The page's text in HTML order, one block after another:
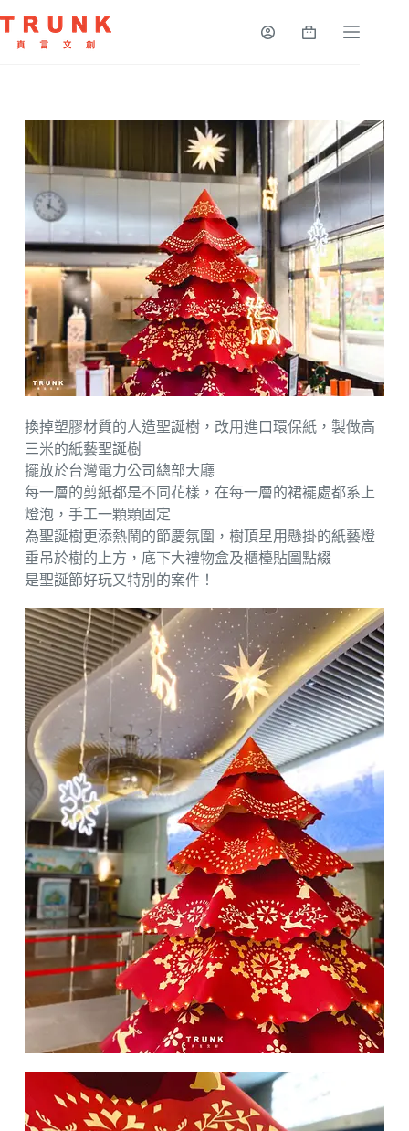
換掉塑膠材質的人造聖誕樹，改用進口環保紙，製做高
三米的紙藝聖誕樹
擺放於台灣電力公司總部大廳
每一層的剪紙都是不同花樣，在每一層的裙襬處都系上
燈泡，手工一顆顆固定
為聖誕樹更添熱鬧的節慶氛圍，樹頂星用懸掛的紙藝燈
垂吊於樹的上方，底下大禮物盒及櫃檯貼圖點綴
是聖誕節好玩又特別的案件！